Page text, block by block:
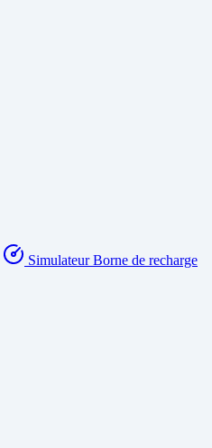
Simulateur Borne de recharge